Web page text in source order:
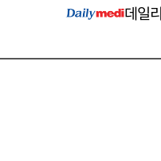
데일